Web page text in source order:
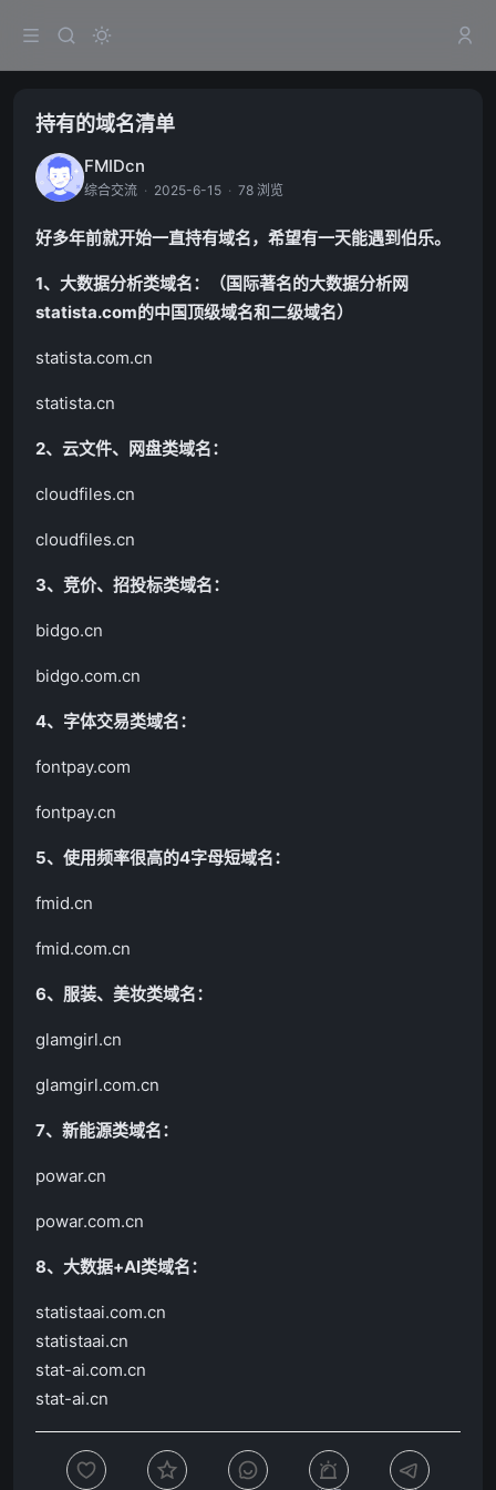
持有的域名清单
FMIDcn
综合交流 · 2025-6-15 · 78 浏览
好多年前就开始一直持有域名，希望有一天能遇到伯乐。
1、大数据分析类域名：（国际著名的大数据分析网
statista.com的中国顶级域名和二级域名）
statista.com.cn
statista.cn
2、云文件、网盘类域名：
cloudfiles.cn
cloudfiles.cn
3、竞价、招投标类域名：
bidgo.cn
bidgo.com.cn
4、字体交易类域名：
fontpay.com
fontpay.cn
5、使用频率很高的4字母短域名：
fmid.cn
fmid.com.cn
6、服装、美妆类域名：
glamgirl.cn
glamgirl.com.cn
7、新能源类域名：
powar.cn
powar.com.cn
8、大数据+AI类域名：
statistaai.com.cn
statistaai.cn
stat-ai.com.cn
stat-ai.cn